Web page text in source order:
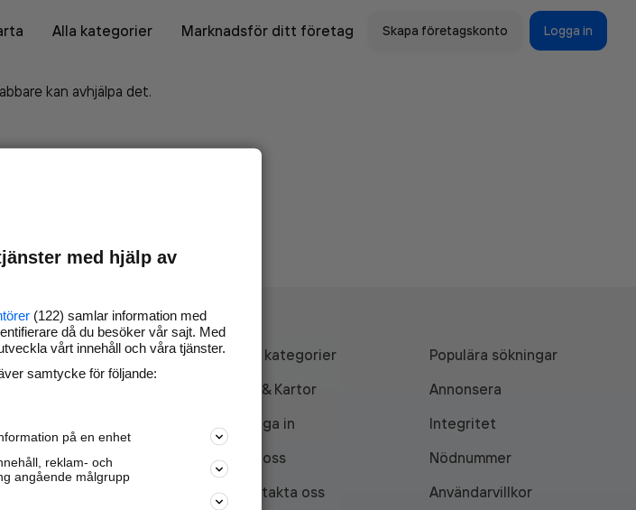
Alla kategorier Marknadsför ditt företag Skapa företagskonto Logga in
kan avhjälpa det.
företaget på
kunder och
nära dig.
mer här
Alla kategorier
Populära sökningar
API & Kartor
Annonsera
Logga in
Integritet
Om oss
Nödnummer
Kontakta oss
Användarvillkor
med hjälp av
(122) samlar information med
då du besöker vår sajt. Med
vårt innehåll och våra tjänster.
samtycke för följande:
på en enhet
reklam- och
angående målgrupp